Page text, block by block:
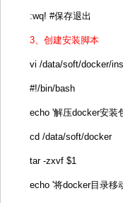
:wq! #保存退出
3、创建安装脚本
vi /data/soft/docker/
#!/bin/bash
echo '解压docker安装
cd /data/soft/docker
tar -zxvf $1
echo '将docker目录移